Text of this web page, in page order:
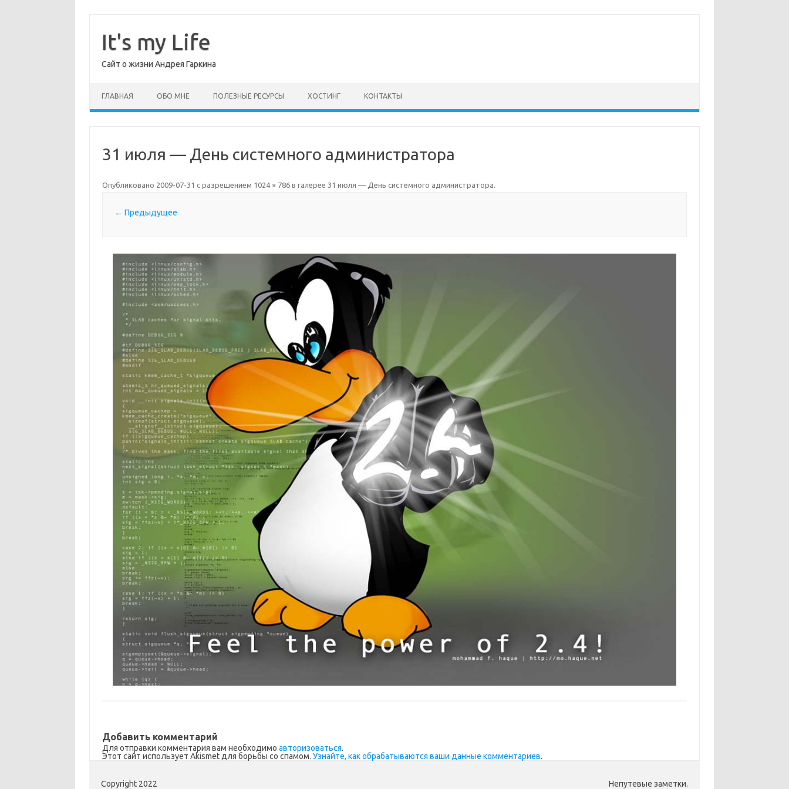
содержимому
It's my Life
Сайт о жизни Андрея Гаркина
ГЛАВНАЯ ОБО МНЕ ПОЛЕЗНЫЕ РЕСУРСЫ ХОСТИНГ КОНТАКТЫ
31 июля — День системного администратора
Опубликовано 2009-07-31 с разрешением 1024 × 786в галерее 31 июля — День системного администратора.
← Предыдущее
Добавить комментарий
Для отправки комментария вам необходимо авторизоваться.
Этот сайт использует Akismet для борьбы со спамом. Узнайте, как обрабатываются ваши данные комментариев.
Copyright 2022 Непутевые заметки.